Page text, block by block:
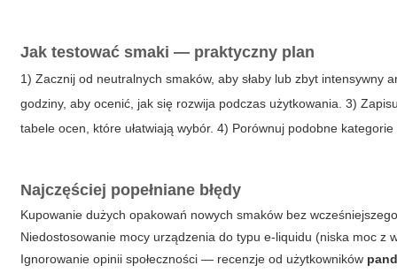
Jak testować smaki — praktyczny plan
1) Zacznij od neutralnych smaków, aby słaby lub zbyt intensywny
godziny, aby ocenić, jak się rozwija podczas użytkowania. 3)
tabele ocen, które ułatwiają wybór. 4) Porównuj podobne
Najczęściej popełniane błędy
Kupowanie dużych opakowań nowych smaków bez
Niedostosowanie mocy urządzenia do typu e-liquidu (niska moc z
Ignorowanie opinii społeczności — recenzje od użytkowników